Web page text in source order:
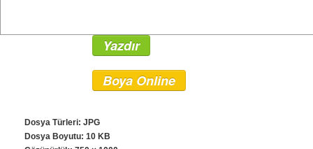
Yazdır
Boya Online
Dosya Türleri: JPG
Dosya Boyutu: 10 KB